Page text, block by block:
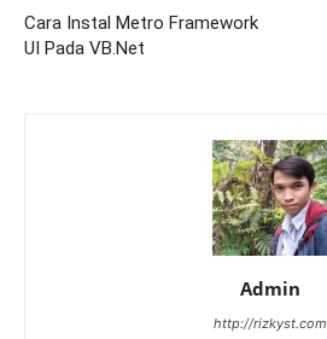
Cara Instal Metro Framework
UI Pada VB.Net
Admin
http://rizkyst.com